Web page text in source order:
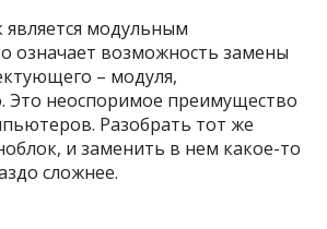
модульным
означает возможность замены
– модуля,
Это неоспоримое преимущество
Разобрать тот же
и заменить в нем какое-то
сложнее.